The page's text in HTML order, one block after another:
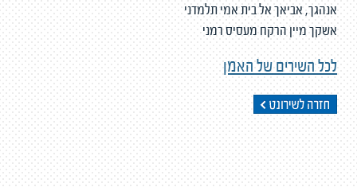
אנהגך, אביאך אל בית אמי תלמדני
אשקך מיין הרקח מעסיס רמני
לכל השירים של האמן